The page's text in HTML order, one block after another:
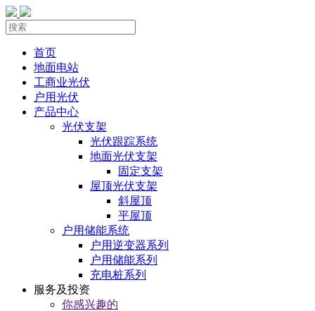
首页
地面电站
工商业光伏
户用光伏
产品中心
光伏支架
光伏跟踪系统
地面光伏支架
固定支架
屋顶光伏支架
斜屋顶
平屋顶
户用储能系统
户用逆变器系列
户用储能系列
充电桩系列
服务及投资
你感兴趣的